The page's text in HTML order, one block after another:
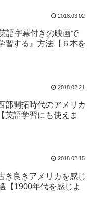
2018.03.02
語字幕付きの映画で
習する』方法【６本を
2018.02.21
部開拓時代のアメリカ
英語学習にも使えま
2018.02.15
き良きアメリカを感じ
【1900年代を感じよ